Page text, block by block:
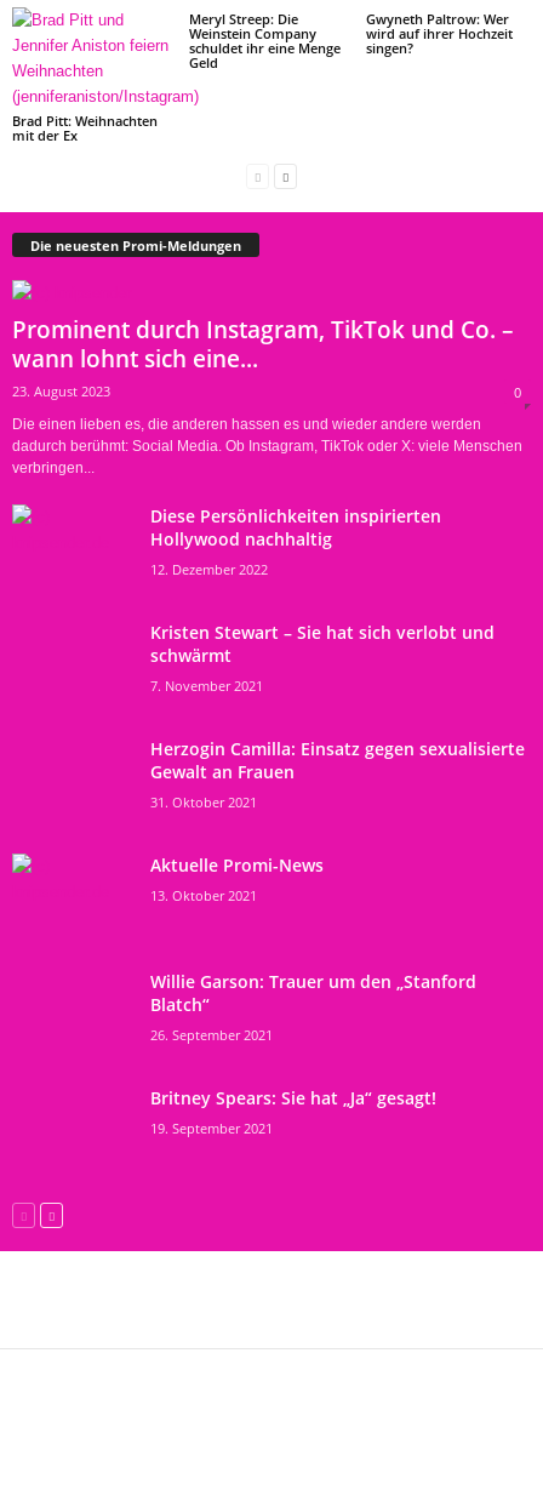
Brad Pitt: Weihnachten
mit der Ex
Meryl Streep: Die
Weinstein Company
schuldet ihr eine Menge
Geld
Gwyneth Paltrow: Wer
wird auf ihrer Hochzeit
singen?
Die neuesten Promi-Meldungen
Prominent durch Instagram, TikTok und Co. –
wann lohnt sich eine...
23. August 2023 0
Die einen lieben es, die anderen hassen es und wieder andere werden
dadurch berühmt: Social Media. Ob Instagram, TikTok oder X: viele Menschen
verbringen...
Diese Persönlichkeiten inspirierten
Hollywood nachhaltig
12. Dezember 2022
Kristen Stewart – Sie hat sich verlobt und
schwärmt
7. November 2021
Herzogin Camilla: Einsatz gegen sexualisierte
Gewalt an Frauen
31. Oktober 2021
Aktuelle Promi-News
13. Oktober 2021
Willie Garson: Trauer um den „Stanford
Blatch“
26. September 2021
Britney Spears: Sie hat „Ja“ gesagt!
19. September 2021